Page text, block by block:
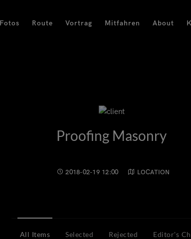
Route Vortrag Mitfahren About
Proofing Masonry
2018-02-19 12:00 LOCATION
All Items Selected Rejected Editor's